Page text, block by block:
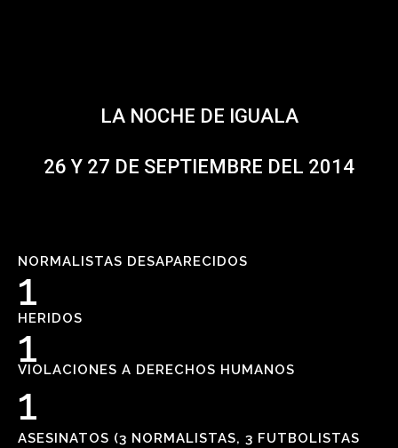
LA NOCHE DE IGUALA
26 Y 27 DE SEPTIEMBRE DEL 2014
NORMALISTAS DESAPARECIDOS
1
HERIDOS
1
VIOLACIONES A DERECHOS HUMANOS
1
ASESINATOS (3 NORMALISTAS, 3 FUTBOLISTAS